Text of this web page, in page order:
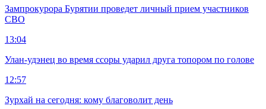
Зампрокурора Бурятии проведет личный прием участников
СВО
13:04
Улан-удэнец во время ссоры ударил друга топором по голове
12:57
Зурхай на сегодня: кому благоволит день